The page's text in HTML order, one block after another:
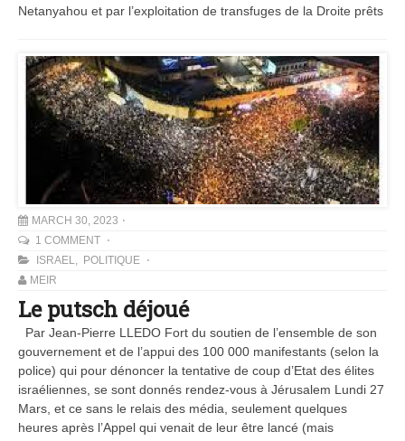
Netanyahou et par l’exploitation de transfuges de la Droite prêts
MARCH 30, 2023
1 COMMENT
ISRAEL, POLITIQUE
MEIR
Le putsch déjoué
Par Jean-Pierre LLEDO Fort du soutien de l’ensemble de son
gouvernement et de l’appui des 100 000 manifestants (selon la
police) qui pour dénoncer la tentative de coup d’Etat des élites
israéliennes, se sont donnés rendez-vous à Jérusalem Lundi 27
Mars, et ce sans le relais des média, seulement quelques
heures après l’Appel qui venait de leur être lancé (mais